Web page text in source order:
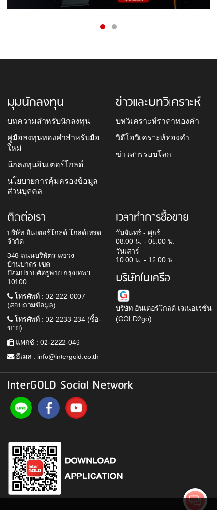
มุมนักลงทุน
บทความสำหรับนักลงทุน
คู่มือลงทุนทองคำสำหรับมือ
ใหม่
นักลงทุนอินเตอร์โกลด์
นโยบายการคุ้มครองข้อมูล
ส่วนบุคคล
ข่าวและบทวิเคราะห์
บทวิเคราะห์ราคาทองคำ
วิดีโอวิเคราะห์ทองคำ
ข่าวสารรอบโลก
ติดต่อเรา
บริษัท อินเตอร์โกลด์ โกลด์เทรด
จำกัด
348 ถนนบริพัตร แขวง
บ้านบาตร เขต
ป้อมปราบศัตรูพ่าย กรุงเทพฯ
10100
โทรศัพท์ : 02-222-0007
(สอบถามข้อมูล)
โทรศัพท์ : 02-2233-234 (ซื้อ-
ขาย)
แฟกซ์ : 02-2222-046
อีเมล : info@intergold.co.th
เวลาทำการซื้อขาย
วันจันทร์ - ศุกร์
08.00 น. - 05.00 น.
วันเสาร์
10.00 น. - 12.00 น.
บริษัทในเครือ
บริษัท อินเตอร์โกลด์ เจเนอเรชั่น
(GOLD2go)
InterGOLD Social Network